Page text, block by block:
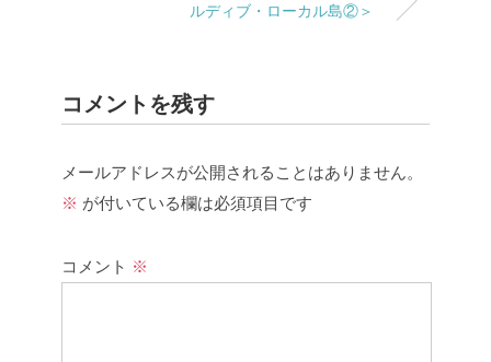
ルディブ・ローカル島②＞
コメントを残す
メールアドレスが公開されることはありません。
※ が付いている欄は必須項目です
コメント ※